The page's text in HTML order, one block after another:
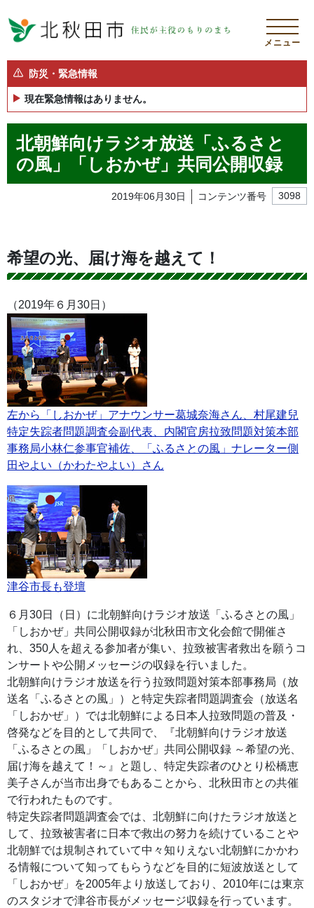
メニュー
防災・緊急情報
現在緊急情報はありません。
北朝鮮向けラジオ放送「ふるさと
の風」「しおかぜ」共同公開収録
2019年06月30日 コンテンツ番号 3098
希望の光、届け海を越えて！
（2019年６月30日）
左から「しおかぜ」アナウンサー葛城奈海さん、村尾建兒
特定失踪者問題調査会副代表、内閣官房拉致問題対策本部
事務局小林仁参事官補佐、「ふるさとの風」ナレーター側
田やよい（かわたやよい）さん
津谷市長も登壇
６月30日（日）に北朝鮮向けラジオ放送「ふるさとの風」
「しおかぜ」共同公開収録が北秋田市文化会館で開催さ
れ、350人を超える参加者が集い、拉致被害者救出を願うコ
ンサートや公開メッセージの収録を行いました。
北朝鮮向けラジオ放送を行う拉致問題対策本部事務局（放
送名「ふるさとの風」）と特定失踪者問題調査会（放送名
「しおかぜ」）では北朝鮮による日本人拉致問題の普及・
啓発などを目的として共同で、『北朝鮮向けラジオ放送
「ふるさとの風」「しおかぜ」共同公開収録 ～希望の光、
届け海を越えて！～』と題し、特定失踪者のひとり松橋恵
美子さんが当市出身でもあることから、北秋田市との共催
で行われたものです。
特定失踪者問題調査会では、北朝鮮に向けたラジオ放送と
して、拉致被害者に日本で救出の努力を続けていることや
北朝鮮では規制されていて中々知りえない北朝鮮にかかわ
る情報について知ってもらうなどを目的に短波放送として
「しおかぜ」を2005年より放送しており、2010年には東京
のスタジオで津谷市長がメッセージ収録を行っています。